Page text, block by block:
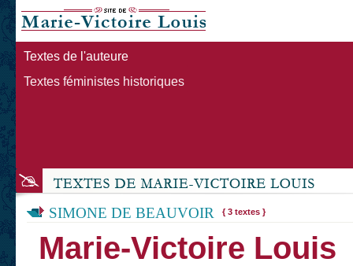
Textes de l'auteure
Textes féministes historiques
SIMONE DE BEAUVOIR { 3 textes }
Marie-Victoire Louis